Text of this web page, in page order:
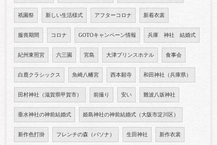
祇園祭 新しい生活様式 アフターコロナ 新着衣裳
服喪期間 コロナ GOTOキャンペーン情報 兵庫 神社 結婚式
紀州東照宮 六三園 宮島 大津プリンスホテル 食事会
白鹿クラシックス 魚崎八幡宮 西本願寺 和田神社（兵庫県）
田村神社（滋賀県甲賀市） 前撮り 安い 難波八坂神社
垂水神社の神前結婚式 姫島神社の神前結婚式（大阪市淀川区）
新作色打掛 フレンチの森（パソナ） 生田神社 新作衣裳